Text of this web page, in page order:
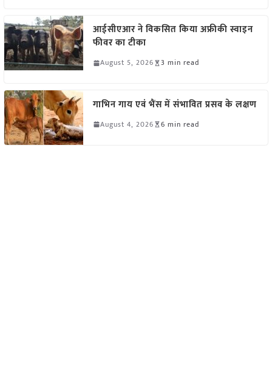
आईसीएआर ने विकसित किया अफ्रीकी स्वाइन
फीवर का टीका
August 5, 2026 3 min read
गाभिन गाय एवं भैंस में संभावित प्रसव के लक्षण
August 4, 2026 6 min read